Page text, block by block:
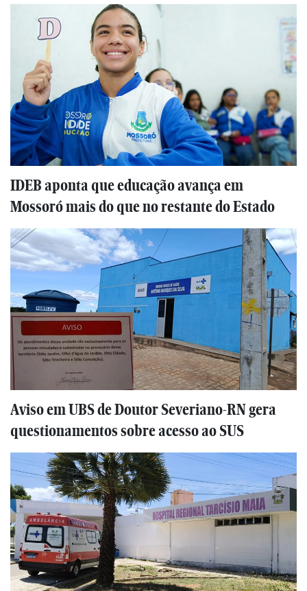
IDEB aponta que educação avança em
Mossoró mais do que no restante do Estado
Aviso em UBS de Doutor Severiano-RN gera
questionamentos sobre acesso ao SUS